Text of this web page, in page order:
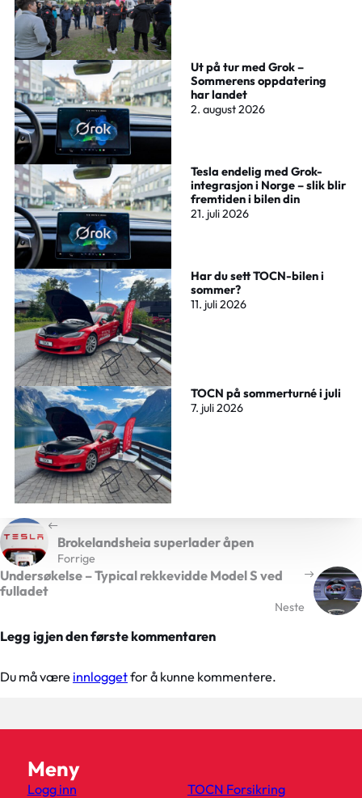
Ut på tur med Grok –
Sommerens oppdatering
har landet
2. august 2026
Tesla endelig med Grok-
integrasjon i Norge – slik blir
fremtiden i bilen din
21. juli 2026
Har du sett TOCN-bilen i
sommer?
11. juli 2026
TOCN på sommerturné i juli
7. juli 2026
Forrige
Brokelandsheia superlader åpen
Neste
Undersøkelse – Typical rekkevidde Model S ved
fulladet
Legg igjen den første kommentaren
Du må være innloggetfor å kunne kommentere.
Meny
Logg inn
TOCN Forsikring